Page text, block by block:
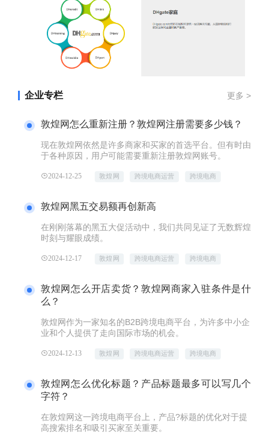
企业专栏 更多 >
敦煌网怎么重新注册？敦煌网注册需要多少钱？
现在敦煌网依然是许多商家和买家的首选平台。但有时由
于各种原因，用户可能需要重新注册敦煌网账号。
2024-12-25 敦煌网 跨境电商运营 跨境电商
敦煌网黑五交易额再创新高
在刚刚落幕的黑五大促活动中，我们共同见证了无数辉煌
时刻与耀眼成绩。
2024-12-17 敦煌网 跨境电商运营 跨境电商
敦煌网怎么开店卖货？敦煌网商家入驻条件是什
么？
敦煌网作为一家知名的B2B跨境电商平台，为许多中小企
业和个人提供了走向国际市场的机会。
2024-12-13 敦煌网 跨境电商运营 跨境电商
敦煌网怎么优化标题？产品标题最多可以写几个
字符？
在敦煌网这一跨境电商平台上，产品?标题的优化对于提
高搜索排名和吸引买家至关重要。